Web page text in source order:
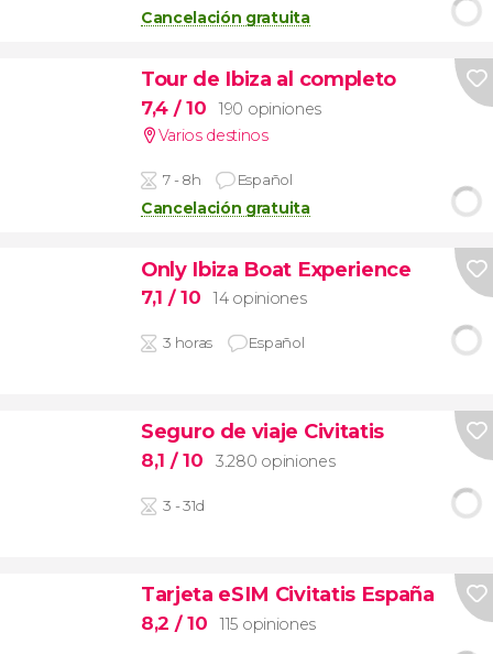
Cancelación gratuita
Tour de Ibiza al completo
7,4 / 10
190 opiniones
Varios destinos
7 - 8h Español
Cancelación gratuita
Only Ibiza Boat Experience
7,1 / 10 14 opiniones
3 horas Español
Seguro de viaje Civitatis
8,1 / 10 3.280 opiniones
3 - 31d
Tarjeta eSIM Civitatis España
8,2 / 10 115 opiniones